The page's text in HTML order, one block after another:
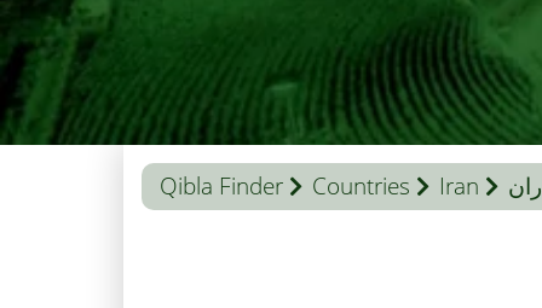
Qibla Finder Countries Iran